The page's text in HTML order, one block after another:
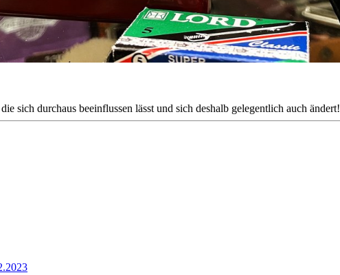
sich durchaus beeinflussen lässt und sich deshalb gelegentlich auch ändert!